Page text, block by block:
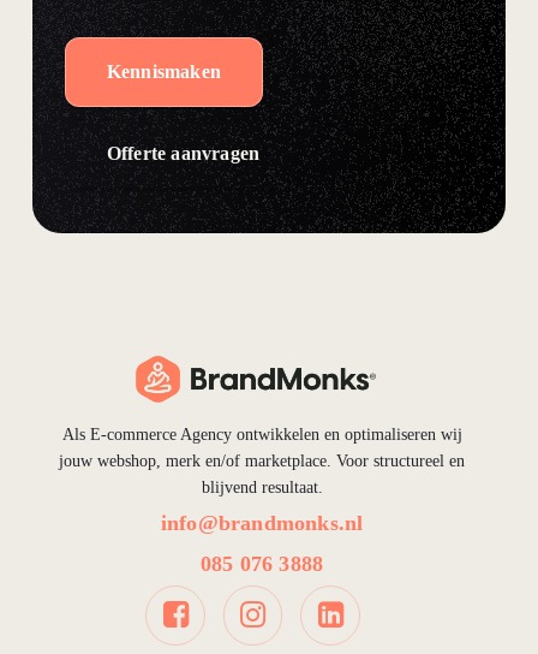
Kennismaken
Offerte aanvragen
Als E-commerce Agency ontwikkelen en optimaliseren wij
jouw webshop, merk en/of marketplace. Voor structureel en
blijvend resultaat.
info@brandmonks.nl
085 076 3888